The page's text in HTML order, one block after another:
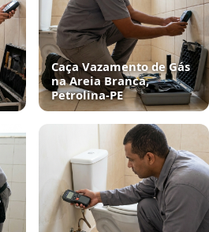
Caça Vazamento de Gás
na Areia Branca,
Petrolina‑PE